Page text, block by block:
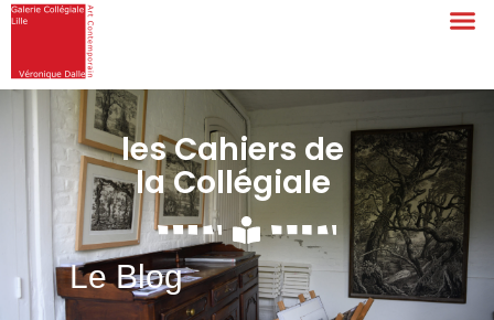
les Cahiers de
la Collégiale
Le Blog